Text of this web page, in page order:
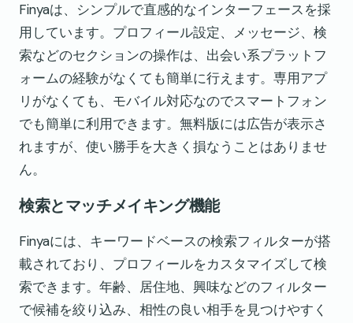
Finyaは、シンプルで直感的なインターフェースを採
用しています。プロフィール設定、メッセージ、検
索などのセクションの操作は、出会い系プラットフ
ォームの経験がなくても簡単に行えます。専用アプ
リがなくても、モバイル対応なのでスマートフォン
でも簡単に利用できます。無料版には広告が表示さ
れますが、使い勝手を大きく損なうことはありませ
ん。
検索とマッチメイキング機能
Finyaには、キーワードベースの検索フィルターが搭
載されており、プロフィールをカスタマイズして検
索できます。年齢、居住地、興味などのフィルター
で候補を絞り込み、相性の良い相手を見つけやすく